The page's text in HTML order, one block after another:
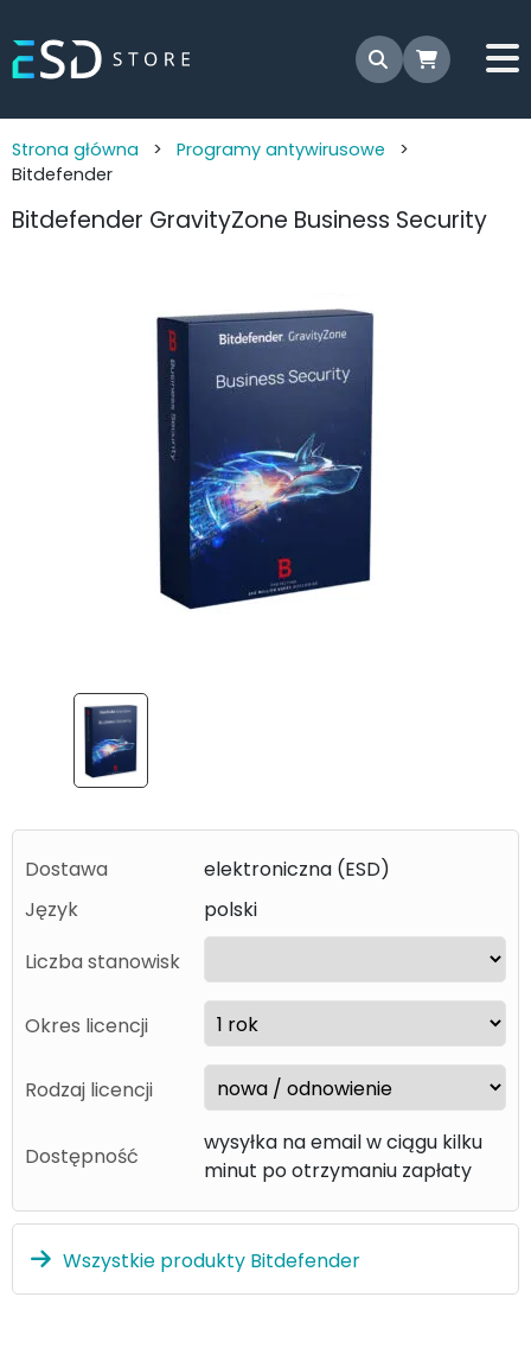
Strona główna > Programy antywirusowe >
Bitdefender
Bitdefender GravityZone Business Security
Dostawa
elektroniczna (ESD)
Język
polski
Liczba stanowisk
Okres licencji
Rodzaj licencji
Dostępność
wysyłka na email w ciągu kilku
minut po otrzymaniu zapłaty
Wszystkie produkty Bitdefender